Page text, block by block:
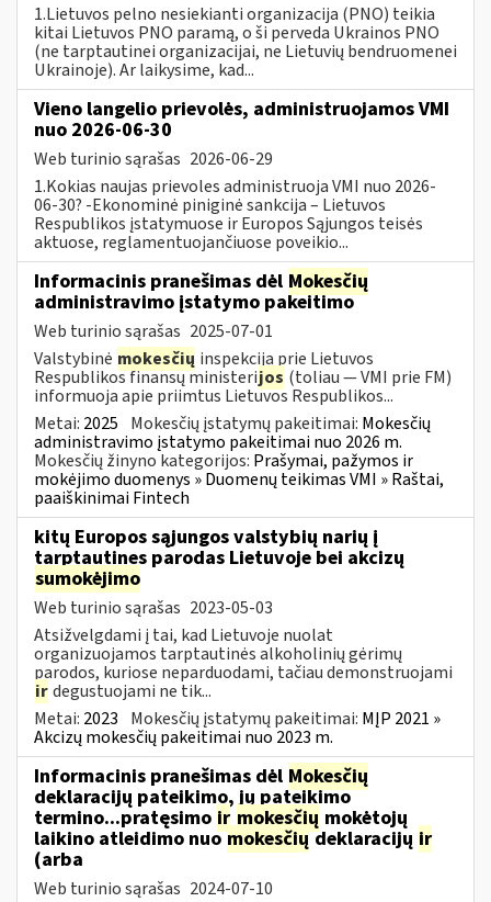
1.Lietuvos pelno nesiekianti organizacija (PNO) teikia
kitai Lietuvos PNO paramą, o ši perveda Ukrainos PNO
(ne tarptautinei organizacijai, ne Lietuvių bendruomenei
Ukrainoje). Ar laikysime, kad...
Vieno langelio prievolės, administruojamos VMI
nuo 2026-06-30
Web turinio sąrašas 2026-06-29
1.Kokias naujas prievoles administruoja VMI nuo 2026-
06-30? -Ekonominė piniginė sankcija – Lietuvos
Respublikos įstatymuose ir Europos Sąjungos teisės
aktuose, reglamentuojančiuose poveikio...
Informacinis pranešimas dėl Mokesčių
administravimo įstatymo pakeitimo
Web turinio sąrašas 2025-07-01
Valstybinė mokesčių inspekcija prie Lietuvos
Respublikos finansų ministerijos (toliau — VMI prie FM)
informuoja apie priimtus Lietuvos Respublikos...
Metai: 2025 Mokesčių įstatymų pakeitimai: Mokesčių
administravimo įstatymo pakeitimai nuo 2026 m.
Mokesčių žinyno kategorijos: Prašymai, pažymos ir
mokėjimo duomenys » Duomenų teikimas VMI » Raštai,
paaiškinimai Fintech
kitų Europos sąjungos valstybių narių į
tarptautines parodas Lietuvoje bei akcizų
sumokėjimo
Web turinio sąrašas 2023-05-03
Atsižvelgdami į tai, kad Lietuvoje nuolat
organizuojamos tarptautinės alkoholinių gėrimų
parodos, kuriose neparduodami, tačiau demonstruojami
irdegustuojami ne tik...
Metai: 2023 Mokesčių įstatymų pakeitimai: MĮP 2021 »
Akcizų mokesčių pakeitimai nuo 2023 m.
Informacinis pranešimas dėl Mokesčių
deklaracijų pateikimo, jų pateikimo
termino...pratęsimo ir mokesčių mokėtojų
laikino atleidimo nuomokesčiųdeklaracijų ir
(arba
Web turinio sąrašas 2024-07-10